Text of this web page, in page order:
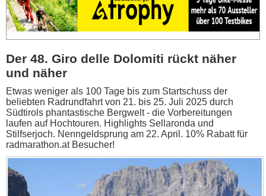
Der 48. Giro delle Dolomiti rückt näher
und näher
Etwas weniger als 100 Tage bis zum Startschuss der
beliebten Radrundfahrt von 21. bis 25. Juli 2025 durch
Südtirols phantastische Bergwelt - die Vorbereitungen
laufen auf Hochtouren. Highlights Sellaronda und
Stilfserjoch. Nenngeldsprung am 22. April. 10% Rabatt für
radmarathon.at Besucher!